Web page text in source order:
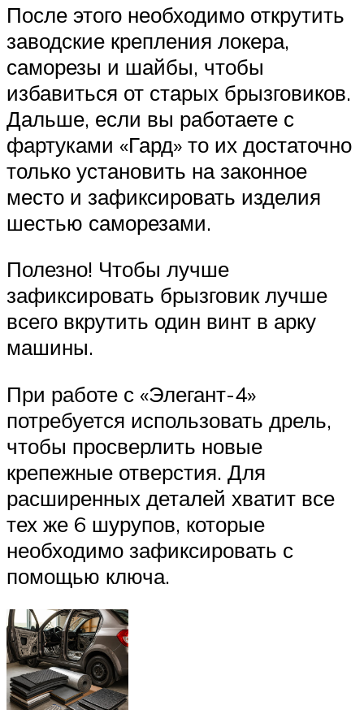
После этого необходимо открутить
заводские крепления локера,
саморезы и шайбы, чтобы
избавиться от старых брызговиков.
Дальше, если вы работаете с
фартуками «Гард» то их достаточно
только установить на законное
место и зафиксировать изделия
шестью саморезами.
Полезно! Чтобы лучше
зафиксировать брызговик лучше
всего вкрутить один винт в арку
машины.
При работе с «Элегант-4»
потребуется использовать дрель,
чтобы просверлить новые
крепежные отверстия. Для
расширенных деталей хватит все
тех же 6 шурупов, которые
необходимо зафиксировать с
помощью ключа.